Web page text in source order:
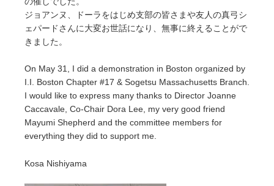
ジョアンヌ、ドーラをはじめ支部の皆さまや友人の真弓シ
ェパードさんに大変お世話になり、無事に終えることがで
きました。
On May 31, I did a demonstration in Boston organized by
I.I. Boston Chapter #17 & Sogetsu Massachusetts Branch.
I would like to express many thanks to Director Joanne
Caccavale, Co-Chair Dora Lee, my very good friend
Mayumi Shepherd and the committee members for
everything they did to support me.
Kosa Nishiyama